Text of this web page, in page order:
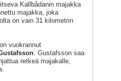
Kallbådanin majakka
majakka, joka
on vain 31 kilometrin
vuokrannut
. Gustafsson saa
retkeä majakalle,